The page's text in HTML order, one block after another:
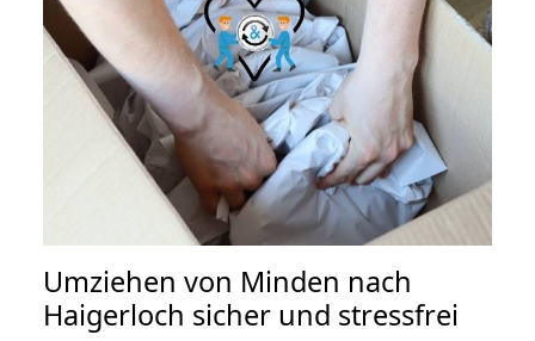
Umziehen von Minden nach
Haigerloch sicher und stressfrei